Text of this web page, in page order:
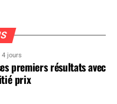
4 jours
premiers résultats avec
prix